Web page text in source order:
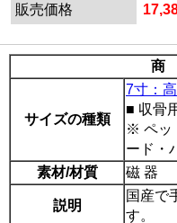
販売価格
商
サイズの種類
7寸：
■ 収骨
※ ペッ
ード・
素材/材質
磁 器
説明
国産で
す。